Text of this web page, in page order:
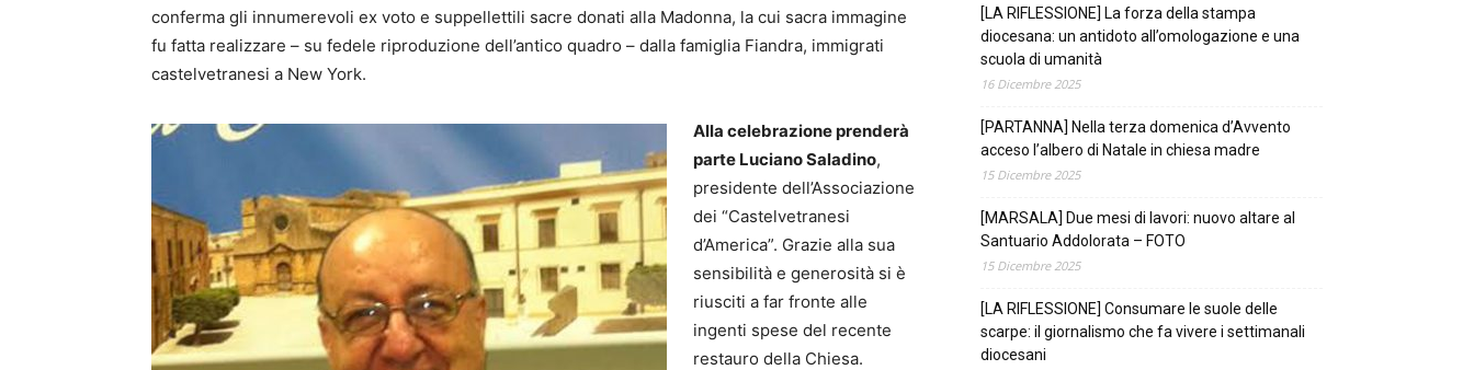
conferma gli innumerevoli ex voto e suppellettili sacre donati alla Madonna, la cui sacra immagine
fu fatta realizzare – su fedele riproduzione dell’antico quadro – dalla famiglia Fiandra, immigrati
castelvetranesi a New York.
Alla celebrazione prenderà
parte Luciano Saladino,
presidente dell’Associazione
dei “Castelvetranesi
d’America”. Grazie alla sua
sensibilità e generosità si è
riusciti a far fronte alle
ingenti spese del recente
restauro della Chiesa.
[LA RIFLESSIONE] La forza della stampa
diocesana: un antidoto all’omologazione e una
scuola di umanità
16 Dicembre 2025
[PARTANNA] Nella terza domenica d’Avvento
acceso l’albero di Natale in chiesa madre
15 Dicembre 2025
[MARSALA] Due mesi di lavori: nuovo altare al
Santuario Addolorata – FOTO
15 Dicembre 2025
[LA RIFLESSIONE] Consumare le suole delle
scarpe: il giornalismo che fa vivere i settimanali
diocesani